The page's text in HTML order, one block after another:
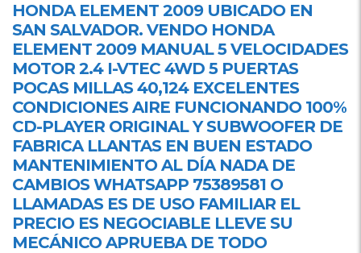
HONDA ELEMENT 2009 UBICADO EN
SAN SALVADOR. VENDO HONDA
ELEMENT 2009 MANUAL 5 VELOCIDADES
MOTOR 2.4 I-VTEC 4WD 5 PUERTAS
POCAS MILLAS 40,124 EXCELENTES
CONDICIONES AIRE FUNCIONANDO 100%
CD-PLAYER ORIGINAL Y SUBWOOFER DE
FABRICA LLANTAS EN BUEN ESTADO
MANTENIMIENTO AL DÍA NADA DE
CAMBIOS WHATSAPP 75389581 O
LLAMADAS ES DE USO FAMILIAR EL
PRECIO ES NEGOCIABLE LLEVE SU
MECÁNICO APRUEBA DE TODO